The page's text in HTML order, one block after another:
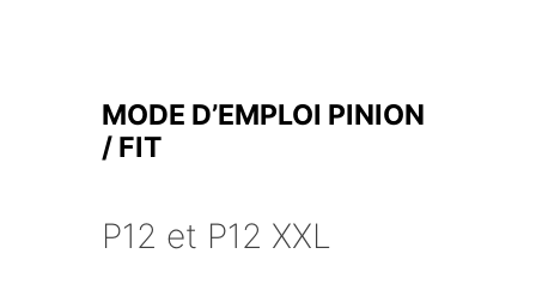
MODE D’EMPLOI PINION
/ FIT
P12 et P12 XXL